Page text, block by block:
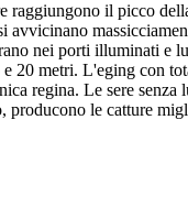
raggiungono il picco
avvicinano
nei porti illuminati e
20 metri. L'eging con
regina. Le sere senza
producono le catture